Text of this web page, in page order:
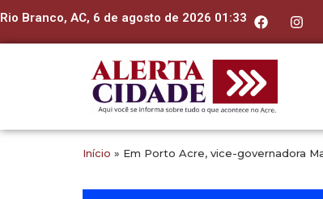
Rio Branco, AC, 6 de agosto de 2026 01:33
Início » Em Porto Acre, vice-governadora